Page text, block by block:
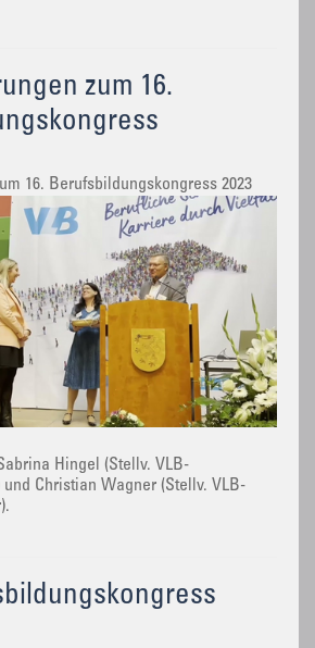
zum 16.
16. Berufsbildungskongress 2023
Hingel (Stellv. VLB-
und Christian Wagner (Stellv. VLB-